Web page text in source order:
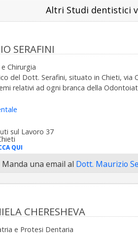
Altri Studi dentistici
SERAFINI
Chirurgia
del Dott. Serafini, situato in Chieti, via
relativi ad ogni branca della
sul Lavoro 37
QUI
Manda una email al Dott. Maurizio
CHERESHEVA
e Protesi Dentaria